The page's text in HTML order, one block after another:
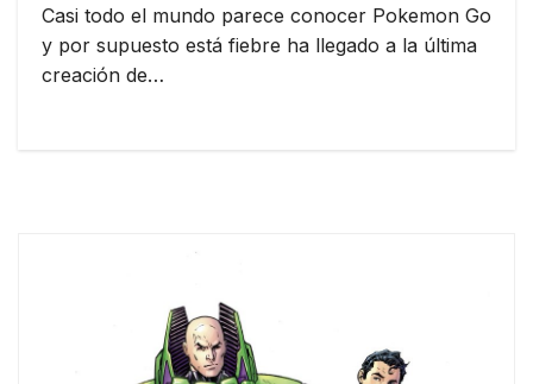
Casi todo el mundo parece conocer Pokemon Go
y por supuesto está fiebre ha llegado a la última
creación de…